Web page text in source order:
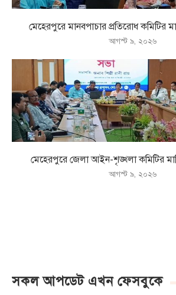
মেহেরপুরে মানবপাচার প্রতিরোধ কমিটির
আগস্ট ৯, ২০২৬
মেহেরপুরে জেলা আইন-শৃঙ্খলা কমিটির
আগস্ট ৯, ২০২৬
সকল আপডেট এখন ফেসবুকে